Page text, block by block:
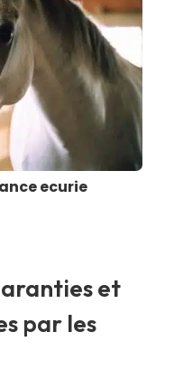
ecurie
et
par les